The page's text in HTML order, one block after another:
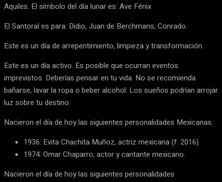
Aquiles. El símbolo del día lunar es: Ave Fénix
El Santoral es para: Didio, Juan de Berchmans, Conrado.
Este es un día de arrepentimiento, limpieza y transformación.
Este es un día activo. Es posible que ocurran eventos
imprevistos. Deberías pensar en tu vida. No se recomienda
bañarse, lavar la ropa o beber alcohol. Los sueños podrían arrojar
luz sobre tu destino.
Nacieron el día de hoy las siguientes personalidades Mexicanas:
1936: Evita Chachita Muñoz, actriz mexicana (f. 2016).
1974: Omar Chaparro, actor y cantante mexicano.
Nacieron el día de hoy las siguientes personalidades